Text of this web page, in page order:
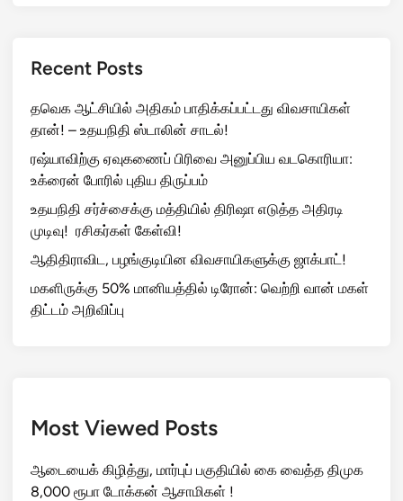
Recent Posts
தவெக ஆட்சியில் அதிகம் பாதிக்கப்பட்டது விவசாயிகள்
தான்! – உதயநிதி ஸ்டாலின் சாடல்!
ரஷ்யாவிற்கு ஏவுகணைப் பிரிவை அனுப்பிய வடகொரியா:
உக்ரைன் போரில் புதிய திருப்பம்
உதயநிதி சர்ச்சைக்கு மத்தியில் திரிஷா எடுத்த அதிரடி
முடிவு! ரசிகர்கள் கேள்வி!
ஆதிதிராவிட, பழங்குடியின விவசாயிகளுக்கு ஜாக்பாட்!
மகளிருக்கு 50% மானியத்தில் டிரோன்: வெற்றி வான் மகள்
திட்டம் அறிவிப்பு
Most Viewed Posts
ஆடையைக் கிழித்து, மார்புப் பகுதியில் கை வைத்த திமுக
8,000 ரூபா டோக்கன் ஆசாமிகள் !